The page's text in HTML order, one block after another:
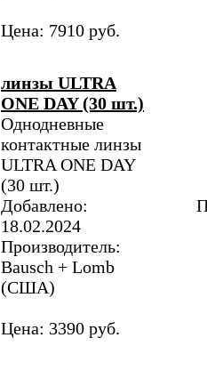
Цена: 7910 руб.
линзы ULTRA
ONE DAY (30 шт.)
Однодневные
контактные линзы
ULTRA ONE DAY
(30 шт.)
Добавлено:
18.02.2024
Производитель:
Bausch + Lomb
(США)
Цена: 3390 руб.